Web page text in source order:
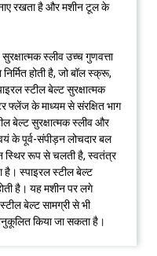
रखता है और मशीन टूल के
स्लीव उच्च गुणवत्ता
होती है, जो बॉल स्क्रू,
स्टील बेल्ट सुरक्षात्मक
फ्लेंज के माध्यम से संरक्षित भाग
बेल्ट सुरक्षात्मक स्लीव और
के पूर्व-संपीड़न लोचदार बल
स्थिर रूप से चलती है, स्वतंत्र
स्पाइरल स्टील बेल्ट
है। यह मशीन पर लगे
बेल्ट सामग्री से भी
किया जा सकता है।